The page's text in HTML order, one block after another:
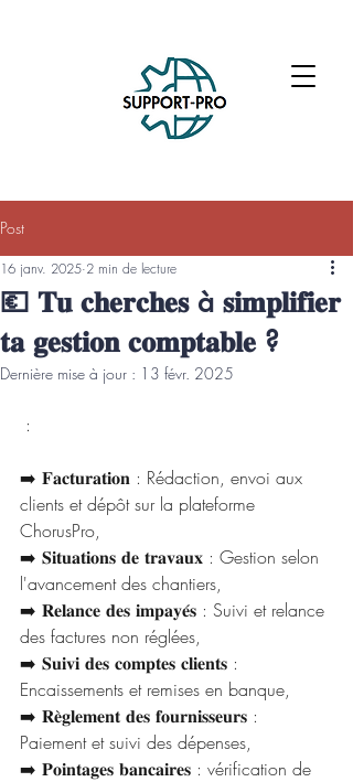
Post
💶 𝐓𝐮 𝐜𝐡𝐞𝐫𝐜𝐡𝐞𝐬 à 𝐬𝐢𝐦𝐩𝐥𝐢𝐟𝐢𝐞𝐫
𝐭𝐚 𝐠𝐞𝐬𝐭𝐢𝐨𝐧 𝐜𝐨𝐦𝐩𝐭𝐚𝐛𝐥𝐞 ?
16 janv. 2025 2 min de lecture
Dernière mise à jour : 13 févr. 2025
:
➡️ 𝐅𝐚𝐜𝐭𝐮𝐫𝐚𝐭𝐢𝐨𝐧 : Rédaction, envoi aux
clients et dépôt sur la plateforme
ChorusPro,
➡️ 𝐒𝐢𝐭𝐮𝐚𝐭𝐢𝐨𝐧𝐬 𝐝𝐞 𝐭𝐫𝐚𝐯𝐚𝐮𝐱 : Gestion selon
l'avancement des chantiers,
➡️ 𝐑𝐞𝐥𝐚𝐧𝐜𝐞 𝐝𝐞𝐬 𝐢𝐦𝐩𝐚𝐲𝐞́𝐬 : Suivi et relance
des factures non réglées,
➡️ 𝐒𝐮𝐢𝐯𝐢 𝐝𝐞𝐬 𝐜𝐨𝐦𝐩𝐭𝐞𝐬 𝐜𝐥𝐢𝐞𝐧𝐭𝐬 :
Encaissements et remises en banque,
➡️ 𝐑𝐞̀𝐠𝐥𝐞𝐦𝐞𝐧𝐭 𝐝𝐞𝐬 𝐟𝐨𝐮𝐫𝐧𝐢𝐬𝐬𝐞𝐮𝐫𝐬 :
Paiement et suivi des dépenses,
➡️ 𝐏𝐨𝐢𝐧𝐭𝐚𝐠𝐞𝐬 𝐛𝐚𝐧𝐜𝐚𝐢𝐫𝐞𝐬 : vérification de